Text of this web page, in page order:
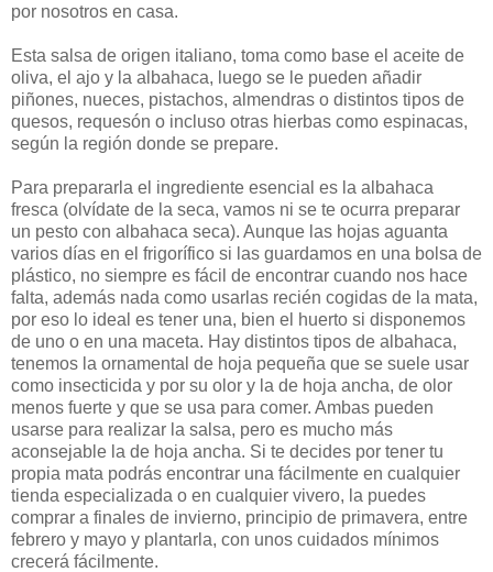
por nosotros en casa.
Esta salsa de origen italiano, toma como base el aceite de
oliva, el ajo y la albahaca, luego se le pueden añadir
piñones, nueces, pistachos, almendras o distintos tipos de
quesos, requesón o incluso otras hierbas como espinacas,
según la región donde se prepare.
Para prepararla el ingrediente esencial es la albahaca
fresca (olvídate de la seca, vamos ni se te ocurra preparar
un pesto con albahaca seca). Aunque las hojas aguanta
varios días en el frigorífico si las guardamos en una bolsa de
plástico, no siempre es fácil de encontrar cuando nos hace
falta, además nada como usarlas recién cogidas de la mata,
por eso lo ideal es tener una, bien el huerto si disponemos
de uno o en una maceta. Hay distintos tipos de albahaca,
tenemos la ornamental de hoja pequeña que se suele usar
como insecticida y por su olor y la de hoja ancha, de olor
menos fuerte y que se usa para comer. Ambas pueden
usarse para realizar la salsa, pero es mucho más
aconsejable la de hoja ancha. Si te decides por tener tu
propia mata podrás encontrar una fácilmente en cualquier
tienda especializada o en cualquier vivero, la puedes
comprar a finales de invierno, principio de primavera, entre
febrero y mayo y plantarla, con unos cuidados mínimos
crecerá fácilmente.